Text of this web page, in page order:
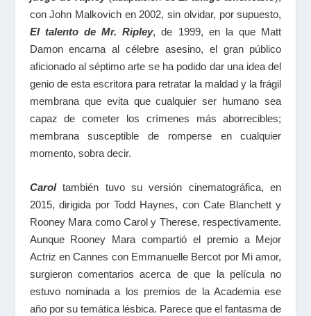
con John Malkovich en 2002, sin olvidar, por supuesto,
El talento de Mr. Ripley, de 1999, en la que Matt
Damon encarna al célebre asesino, el gran público
aficionado al séptimo arte se ha podido dar una idea del
genio de esta escritora para retratar la maldad y la frágil
membrana que evita que cualquier ser humano sea
capaz de cometer los crímenes más aborrecibles;
membrana susceptible de romperse en cualquier
momento, sobra decir.
Caroltambién tuvo su versión cinematográfica, en
2015, dirigida por Todd Haynes, con Cate Blanchett y
Rooney Mara como Carol y Therese, respectivamente.
Aunque Rooney Mara compartió el premio a Mejor
Actriz en Cannes con Emmanuelle Bercot por Mi amor,
surgieron comentarios acerca de que la película no
estuvo nominada a los premios de la Academia ese
año por su temática lésbica. Parece que el fantasma de